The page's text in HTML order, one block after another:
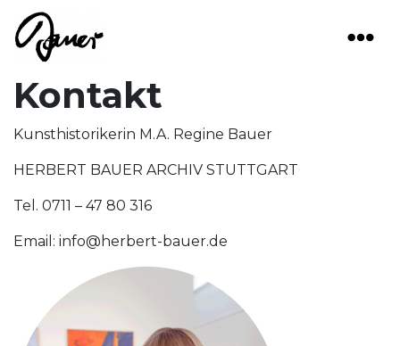
Main Navigation
Kontakt
Kunsthistorikerin M.A. Regine Bauer
HERBERT BAUER ARCHIV STUTTGART
Tel. 0711 – 47 80 316
Email: info@herbert-bauer.de